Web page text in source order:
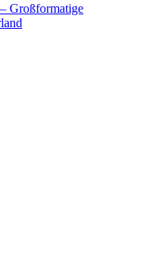
Großformatige